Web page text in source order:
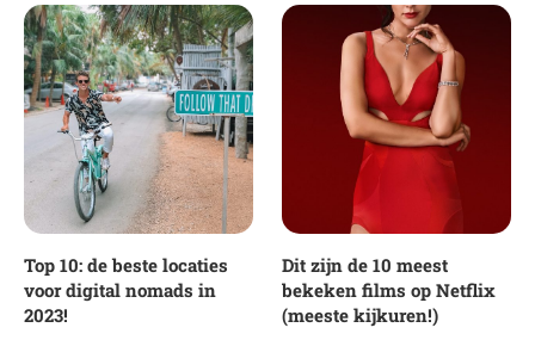
Top 10: de beste locaties
voor digital nomads in
2023!
Dit zijn de 10 meest
bekeken films op Netflix
(meeste kijkuren!)